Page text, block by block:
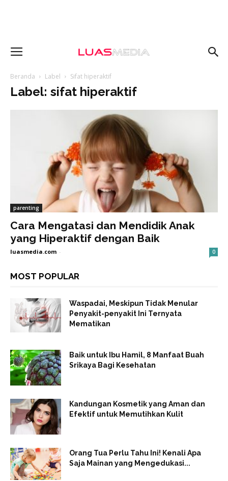
Beranda Label Sifat hiperaktif
Label: sifat hiperaktif
parenting
Cara Mengatasi dan Mendidik Anak
yang Hiperaktif dengan Baik
luasmedia.com - 0
MOST POPULAR
Waspadai, Meskipun Tidak Menular
Penyakit-penyakit Ini Ternyata
Mematikan
Baik untuk Ibu Hamil, 8 Manfaat Buah
Srikaya Bagi Kesehatan
Kandungan Kosmetik yang Aman dan
Efektif untuk Memutihkan Kulit
Orang Tua Perlu Tahu Ini! Kenali Apa
Saja Mainan yang Mengedukasi...